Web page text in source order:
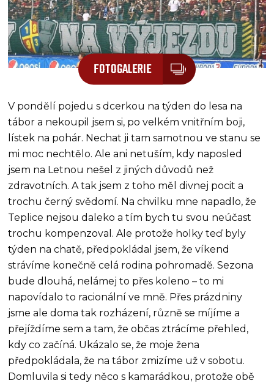
FOTOGALERIE
V pondělí pojedu s dcerkou na týden do lesa na
tábor a nekoupil jsem si, po velkém vnitřním boji,
lístek na pohár. Nechat ji tam samotnou ve stanu se
mi moc nechtělo. Ale ani netuším, kdy naposled
jsem na Letnou nešel z jiných důvodů než
zdravotních. A tak jsem z toho měl divnej pocit a
trochu černý svědomí. Na chvilku mne napadlo, že
Teplice nejsou daleko a tím bych tu svou neúčast
trochu kompenzoval. Ale protože holky teď byly
týden na chatě, předpokládal jsem, že víkend
strávíme konečně celá rodina pohromadě. Sezona
bude dlouhá, nelámej to přes koleno – to mi
napovídalo to racionální ve mně. Přes prázdniny
jsme ale doma tak rozházení, různě se míjíme a
přejíždíme sem a tam, že občas ztrácíme přehled,
kdy co začíná. Ukázalo se, že moje žena
předpokládala, že na tábor zmizíme už v sobotu.
Domluvila si tedy něco s kamarádkou, protože obě